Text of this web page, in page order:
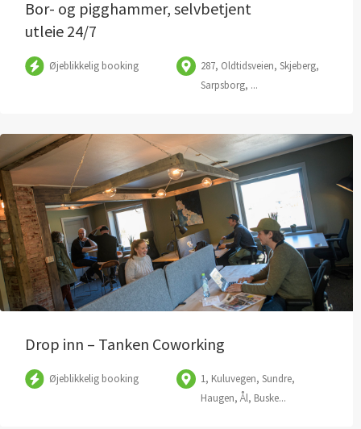
Bor- og pigghammer, selvbetjent
utleie 24/7
Øjeblikkelig booking
287, Oldtidsveien, Skjeberg,
Sarpsborg, ...
Drop inn – Tanken Coworking
Øjeblikkelig booking
1, Kuluvegen, Sundre,
Haugen, Ål, Buske...